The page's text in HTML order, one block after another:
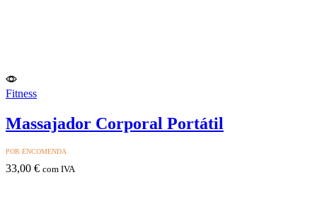
Fitness
Massajador Corporal Portátil
POR ENCOMENDA
33,00 € com IVA